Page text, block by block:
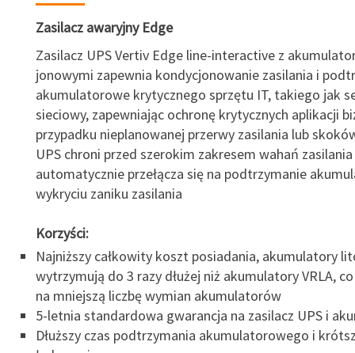
Zasilacz awaryjny Edge
Zasilacz UPS Vertiv Edge line-interactive z
jonowymi zapewnia kondycjonowanie zasilania i
akumulatorowe krytycznego sprzętu IT, takiego jak
sieciowy, zapewniając ochronę krytycznych aplikacji
przypadku nieplanowanej przerwy zasilania lub
UPS chroni przed szerokim zakresem wahań
automatycznie przełącza się na podtrzymanie
wykryciu zaniku zasilania
Korzyści:
Najniższy całkowity koszt posiadania, akumulatory
wytrzymują do 3 razy dłużej niż akumulatory VRLA,
na mniejszą liczbę wymian akumulatorów
5-letnia standardowa gwarancja na zasilacz UPS i
Dłuższy czas podtrzymania akumulatorowego i